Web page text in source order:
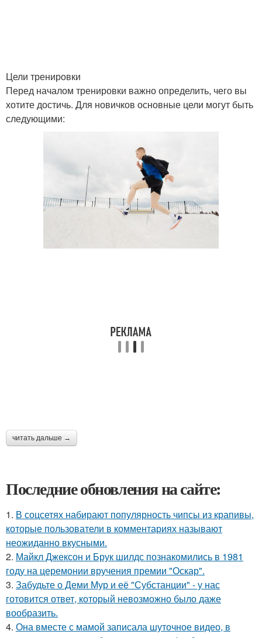
Цели тренировки
Перед началом тренировки важно определить, чего вы
хотите достичь. Для новичков основные цели могут быть
следующими:
читать дальше →
Последние обновления на сайте:
1. В соцсетях набирают популярность чипсы из крапивы,
которые пользователи в комментариях называют
неожиданно вкусными.
2. Майкл Джексон и Брук шилдс познакомились в 1981
году на церемонии вручения премии "Оскар".
3. Забудьте о Деми Мур и её "Субстанции" - у нас
готовится ответ, который невозможно было даже
вообразить.
4. Она вместе с мамой записала шуточное видео, в